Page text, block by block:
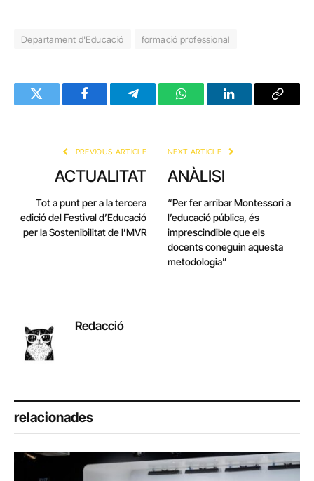
Departament d'Educació formació professional
Twitter FacebookTelegramWhatsAppLinkedInCopy
PREVIOUS ARTICLE
ACTUALITAT
Tot a punt per a la tercera
edició del Festival d’Educació
per la Sostenibilitat de l’MVR
NEXT ARTICLE
ANÀLISI
“Per fer arribar Montessori a
l’educació pública, és
imprescindible que els
docents coneguin aquesta
metodologia”
Redacció
relacionades